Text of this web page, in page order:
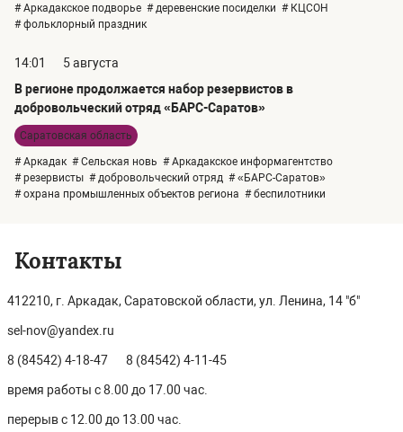
# Аркадакское подворье # деревенские посиделки # КЦСОН
# фольклорный праздник
14:01
5 августа
В регионе продолжается набор резервистов в
добровольческий отряд «БАРС-Саратов»
Саратовская область
# Аркадак # Сельская новь # Аркадакское информагентство
# резервисты # добровольческий отряд # «БАРС-Саратов»
# охрана промышленных объектов региона # беспилотники
Контакты
412210, г. Аркадак, Саратовской области, ул. Ленина, 14 "б"
sel-nov@yandex.ru
8 (84542) 4-18-47 8 (84542) 4-11-45
время работы с 8.00 до 17.00 час.
перерыв с 12.00 до 13.00 час.